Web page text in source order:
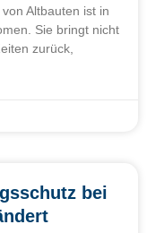
Altbauten ist in
Sie bringt nicht
zurück,
bei